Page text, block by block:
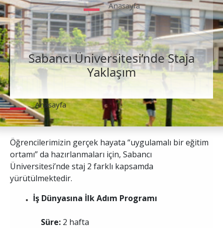
Anasayfa
Sabancı Üniversitesi’nde Staja
Yaklaşım
Anasayfa
Öğrencilerimizin gerçek hayata “uygulamalı bir eğitim
ortamı” da hazırlanmaları için, Sabancı
Üniversitesi’nde staj 2 farklı kapsamda
yürütülmektedir.
İş Dünyasına İlk Adım Programı
Süre: 2 hafta